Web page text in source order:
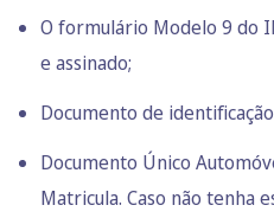
O formulário Modelo 9 do
e assinado;
Documento de
Documento Único
Matricula. Caso não tenha